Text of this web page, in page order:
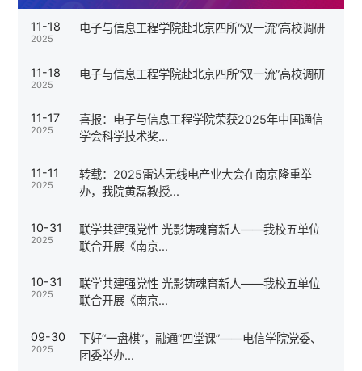
11-18
2025
电子与信息工程学院赴北京四所“双一流”高校调研
11-18
2025
电子与信息工程学院赴北京四所“双一流”高校调研
11-17
2025
喜报：电子与信息工程学院荣获2025年中国通信
学会科学技术奖...
11-11
2025
转载：2025雷达无线电产业大会在南京隆重举
办，我院黄磊教授...
10-31
2025
联学共建强党性 光影铸魂育新人——我校五单位
联合开展《南京...
10-31
2025
联学共建强党性 光影铸魂育新人——我校五单位
联合开展《南京...
09-30
2025
下好“一盘棋”，融通“四堂课”——电信学院党委、
团委举办...